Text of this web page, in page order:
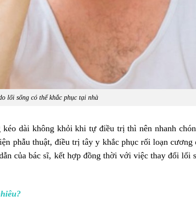
lối sống có thể khắc phục tại nhà
dài không khỏi khi tự điều trị thì nên nhanh
phẫu thuật, điều trị tây y khắc phục rối loạn cương
của bác sĩ, kết hợp đồng thời với việc thay đổi lối